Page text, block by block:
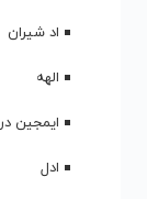
اد شیران
الهه
ایمجین
ادل